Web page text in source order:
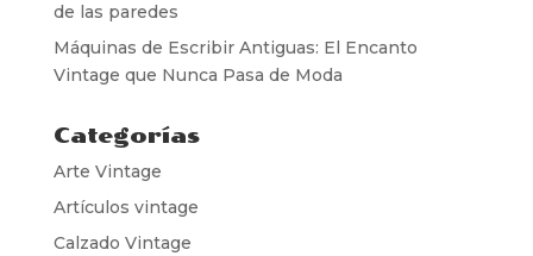
de las paredes
Máquinas de Escribir Antiguas: El Encanto
Vintage que Nunca Pasa de Moda
Categorías
Arte Vintage
Artículos vintage
Calzado Vintage